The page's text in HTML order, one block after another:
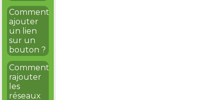
Comment
ajouter
un lien
sur un
bouton ?
Comment
rajouter
les
réseaux